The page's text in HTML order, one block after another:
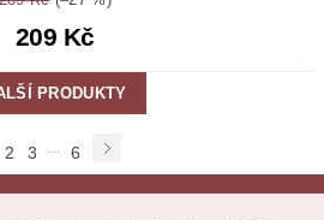
209 Kč
PRODUKTY
2 3 ... 6